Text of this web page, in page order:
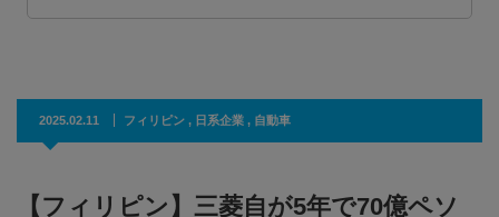
2025.02.11 フィリピン , 日系企業 , 自動車
【フィリピン】三菱自が5年で70億ペソ